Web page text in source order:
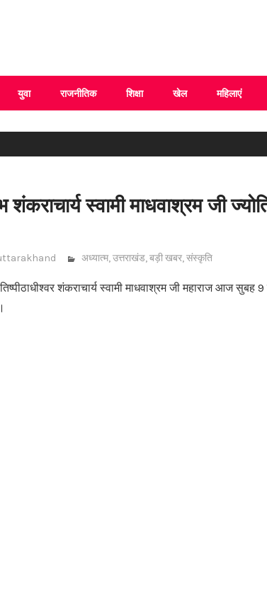
युवा राजनीतिक शिक्षा खेल महिलाएं
स्वामी माधवाश्रम जी
अध्यात्म,उत्तराखंड,बड़ी खबर,संस्कृति
शंकराचार्य स्वामी माधवाश्रम जी महाराज आज सुबह